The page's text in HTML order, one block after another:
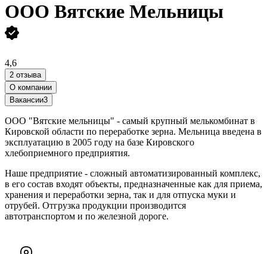
ООО Вятские Мельницы
4,6
2 отзыва
О компании
Вакансии3
ООО "Вятские мельницы" - самый крупный мелькомбинат в
Кировской области по переработке зерна. Мельница введена в
эксплуатацию в 2005 году на базе Кировского
хлебоприемного предприятия.
Наше предприятие - сложный автоматизированный комплекс,
в его состав входят объекты, предназначенные как для приема,
хранения и переработки зерна, так и для отпуска муки и
отрубей. Отгрузка продукции производится
автотранспортом и по железной дороге.